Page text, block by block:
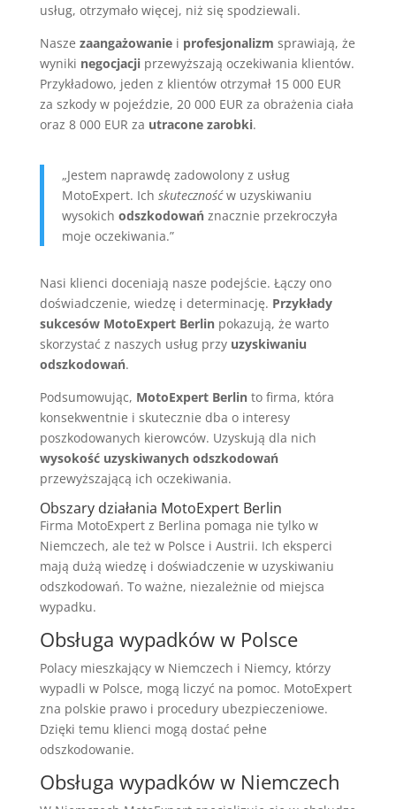
usług, otrzymało więcej, niż się spodziewali.
Nasze zaangażowaniei profesjonalizm sprawiają, że
wyniki negocjacjiprzewyższają oczekiwania klientów.
Przykładowo, jeden z klientów otrzymał 15 000 EUR
za szkody w pojeździe, 20 000 EUR za obrażenia ciała
oraz 8 000 EUR za utracone zarobki.
„Jestem naprawdę zadowolony z usług
MotoExpert. Ich skutecznośćw uzyskiwaniu
wysokich odszkodowańznacznie przekroczyła
moje oczekiwania.”
Nasi klienci doceniają nasze podejście. Łączy ono
doświadczenie, wiedzę i determinację. Przykłady
sukcesów MotoExpert Berlinpokazują, że warto
skorzystać z naszych usług przy uzyskiwaniu
odszkodowań.
Podsumowując, MotoExpert Berlinto firma, która
konsekwentnie i skutecznie dba o interesy
poszkodowanych kierowców. Uzyskują dla nich
wysokość uzyskiwanych odszkodowań
przewyższającą ich oczekiwania.
Obszary działania MotoExpert Berlin
Firma MotoExpert z Berlina pomaga nie tylko w
Niemczech, ale też w Polsce i Austrii. Ich eksperci
mają dużą wiedzę i doświadczenie w uzyskiwaniu
odszkodowań. To ważne, niezależnie od miejsca
wypadku.
Obsługa wypadków w Polsce
Polacy mieszkający w Niemczech i Niemcy, którzy
wypadli w Polsce, mogą liczyć na pomoc. MotoExpert
zna polskie prawo i procedury ubezpieczeniowe.
Dzięki temu klienci mogą dostać pełne
odszkodowanie.
Obsługa wypadków w Niemczech